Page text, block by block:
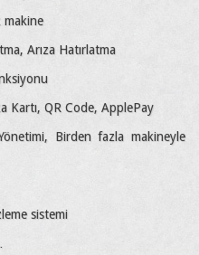
makine
Arıza Hatırlatma
Kartı, QR Code, ApplePay
Birden fazla makineyle
sistemi